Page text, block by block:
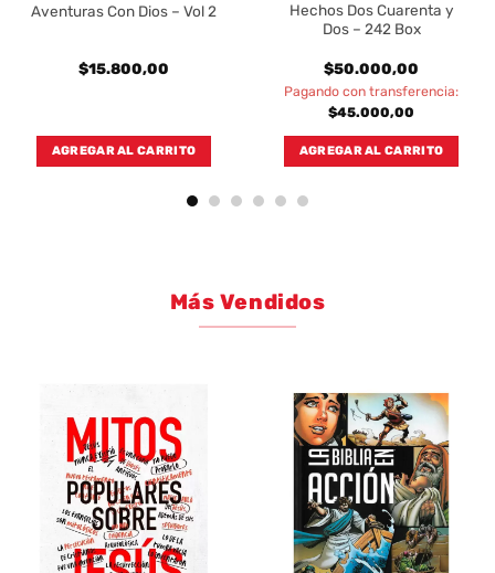
Aventuras Con Dios – Vol 2
$15.800,00
AGREGAR AL CARRITO
Hechos Dos Cuarenta y
Dos – 242 Box
$50.000,00
Pagando con transferencia:
$45.000,00
AGREGAR AL CARRITO
Más Vendidos